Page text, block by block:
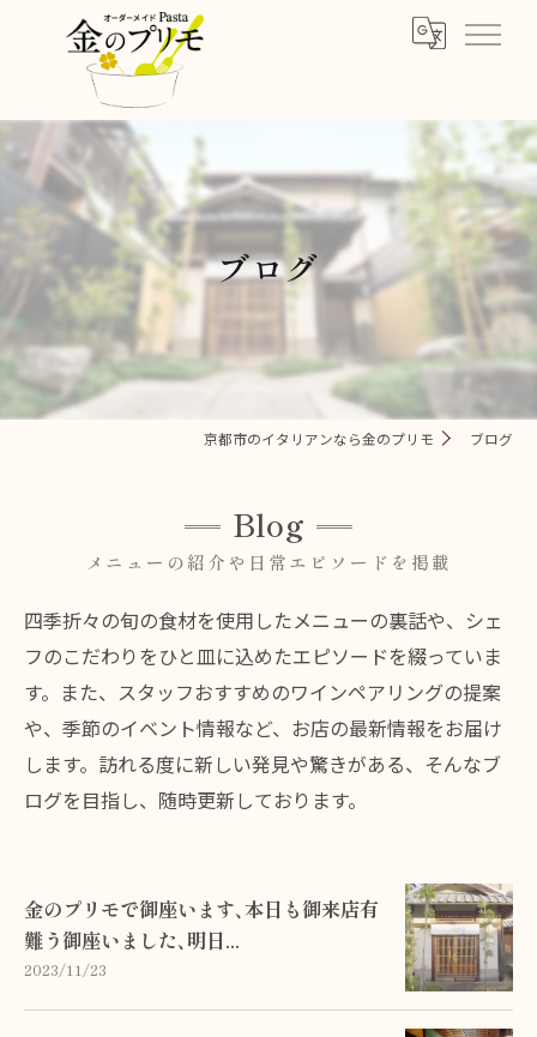
ブログ
京都市のイタリアンなら金のプリモ ブログ
Blog
メニューの紹介や日常エピソードを掲載
四季折々の旬の食材を使用したメニューの裏話や、シェ
フのこだわりをひと皿に込めたエピソードを綴っていま
す。また、スタッフおすすめのワインペアリングの提案
や、季節のイベント情報など、お店の最新情報をお届け
します。訪れる度に新しい発見や驚きがある、そんなブ
ログを目指し、随時更新しております。
金のプリモで御座います､本日も御来店有
難う御座いました､明日...
2023/11/23